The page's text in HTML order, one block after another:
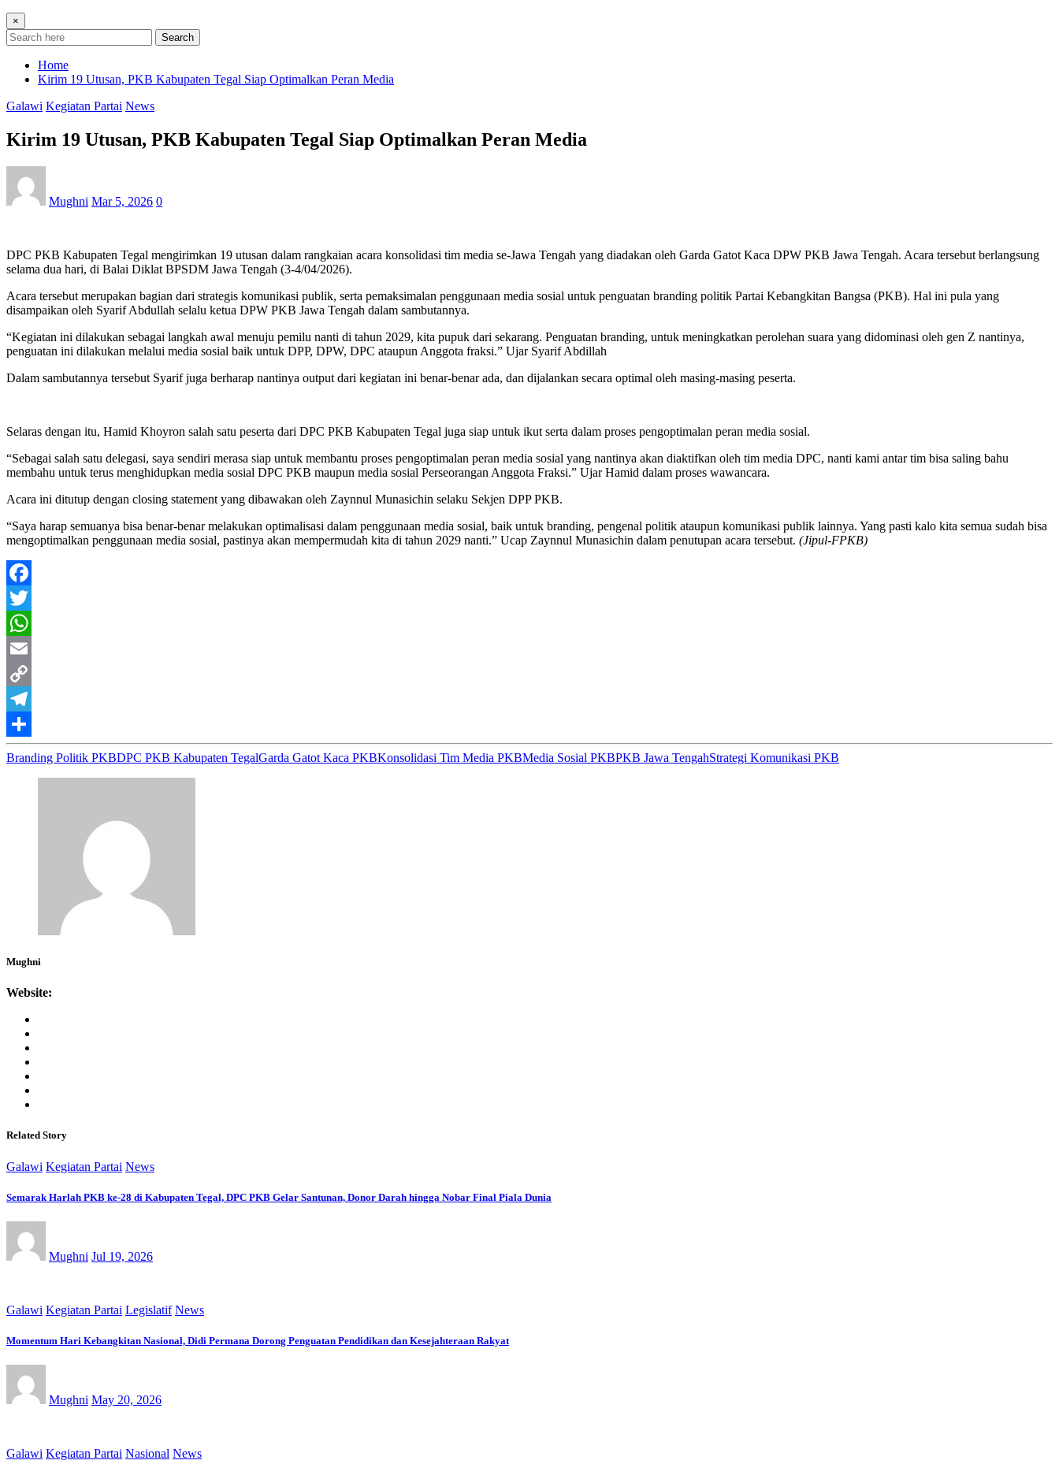
×
Search
Home
Kirim 19 Utusan, PKB Kabupaten Tegal Siap Optimalkan Peran Media
Galawi Kegiatan Partai News
Kirim 19 Utusan, PKB Kabupaten Tegal Siap Optimalkan Peran Media
Mughni Mar 5, 2026 0
DPC PKB Kabupaten Tegal mengirimkan 19 utusan dalam rangkaian acara konsolidasi tim media se-Jawa Tengah yang diadakan oleh Garda Gatot Kaca DPW PKB Jawa Tengah. Acara tersebut berlangsung
selama dua hari, di Balai Diklat BPSDM Jawa Tengah (3-4/04/2026).
Acara tersebut merupakan bagian dari strategis komunikasi publik, serta pemaksimalan penggunaan media sosial untuk penguatan branding politik Partai Kebangkitan Bangsa (PKB). Hal ini pula yang
disampaikan oleh Syarif Abdullah selalu ketua DPW PKB Jawa Tengah dalam sambutannya.
“Kegiatan ini dilakukan sebagai langkah awal menuju pemilu nanti di tahun 2029, kita pupuk dari sekarang. Penguatan branding, untuk meningkatkan perolehan suara yang didominasi oleh gen Z nantinya,
penguatan ini dilakukan melalui media sosial baik untuk DPP, DPW, DPC ataupun Anggota fraksi.” Ujar Syarif Abdillah
Dalam sambutannya tersebut Syarif juga berharap nantinya output dari kegiatan ini benar-benar ada, dan dijalankan secara optimal oleh masing-masing peserta.
Selaras dengan itu, Hamid Khoyron salah satu peserta dari DPC PKB Kabupaten Tegal juga siap untuk ikut serta dalam proses pengoptimalan peran media sosial.
“Sebagai salah satu delegasi, saya sendiri merasa siap untuk membantu proses pengoptimalan peran media sosial yang nantinya akan diaktifkan oleh tim media DPC, nanti kami antar tim bisa saling bahu
membahu untuk terus menghidupkan media sosial DPC PKB maupun media sosial Perseorangan Anggota Fraksi.” Ujar Hamid dalam proses wawancara.
Acara ini ditutup dengan closing statement yang dibawakan oleh Zaynnul Munasichin selaku Sekjen DPP PKB.
“Saya harap semuanya bisa benar-benar melakukan optimalisasi dalam penggunaan media sosial, baik untuk branding, pengenal politik ataupun komunikasi publik lainnya. Yang pasti kalo kita semua sudah bisa
mengoptimalkan penggunaan media sosial, pastinya akan mempermudah kita di tahun 2029 nanti.” Ucap Zaynnul Munasichin dalam penutupan acara tersebut. (Jipul-FPKB)
Facebook
Twitter
WhatsApp
Email
Copy
Link
Telegram
Share
Branding Politik PKBDPC PKB Kabupaten TegalGarda Gatot Kaca PKBKonsolidasi Tim Media PKBMedia Sosial PKBPKB Jawa TengahStrategi Komunikasi PKB
Mughni
Website:
Related Story
Galawi Kegiatan Partai News
Semarak Harlah PKB ke-28 di Kabupaten Tegal, DPC PKB Gelar Santunan, Donor Darah hingga Nobar Final Piala Dunia
Mughni Jul 19, 2026
Galawi Kegiatan Partai Legislatif News
Momentum Hari Kebangkitan Nasional, Didi Permana Dorong Penguatan Pendidikan dan Kesejahteraan Rakyat
Mughni May 20, 2026
Galawi Kegiatan Partai Nasional News